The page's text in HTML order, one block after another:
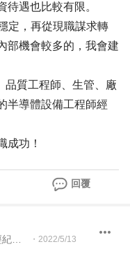
遇也比較有限。
定，再從現職謀求轉
部機會較多的，我會建
品質工程師、生管、廠
半導體設備工程師經
成功！
回覆
・ 2022/5/13